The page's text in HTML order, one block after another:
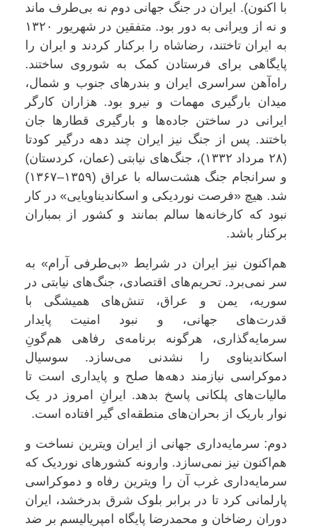
با اکنون). ایران در جنگ جهانی دوم نه بی‌طرف ماند
و نه از ویرانی به دور بود. متفقین در شهریور ۱۳۲۰
به ایران تاختند، رضاشاه را برکنار کردند و ایران را
پایگاهی برای فرستادن کمک به شوروی ساختند.
راه‌آهن سراسری ایران و بندرهای جنوب و شمال،
میدان بارگیری مهمات و نیرو بود. هزاران کارگر
ایرانی در ساختن جاده‌ها و بارگیری قطارها جان
باختند. پس از جنگ نیز ایران چند دهه درگیر کودتا
(۲۸ مرداد ۱۳۳۲)، جنگ‌های نیابتی (عمان، کردستان)
و سرانجام جنگ هشت‌ساله با عراق (۱۳۵۹–۱۳۶۷)
شد. هیچ «فرصت نوردیکی و اسکاندیناویایی» در کار
نبود که کارخانه‌ها سالم بمانند و کشور از بمباران
برکنار باشد.
هم‌اکنون نیز ایران در شرایط «بی‌طرفی آرام» به
سر نمی‌برد. تحریم‌های اقتصادی، جنگ‌های نیابتی در
سوریه، یمن و عراق، تنش‌های همیشگی با
قدرت‌های جهانی، و نبود امنیت پایدار
سرمایه‌گذاری، هرگونه برنامه‌ی رفاهی هم‌گونِ
اسکاندیناوی را نشدنی می‌سازد. سوسیال
دموکراسی نیازمند دهه‌ها صلح و پایداری است تا
مالیات‌های پلکانی پاسخ بدهد. ایرانِ امروز در یک
نوار باریک از بحران‌های منطقه‌ای گیر افتاده است.
دوم: سرمایه‌داری جهانی از ایران ویترین نساخت و
هم‌اکنون نیز نمی‌سازد. وارونه کشورهای نوردیک که
سرمایه‌داری غرب آن را ویترین رفاه و دموکراسی
پارلمانی کرد تا در برابر بلوک شرق بدرخشد، ایران
دوران رضاخان و محمدرضا پایگاه امپریالیسم بر ضد